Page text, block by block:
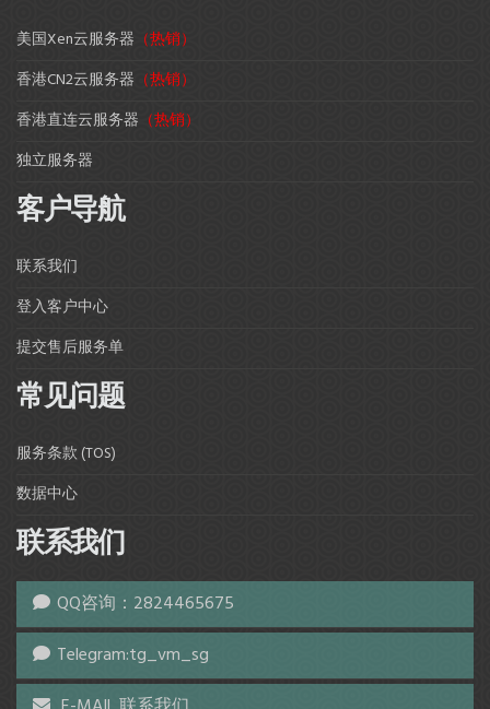
美国Xen云服务器 （热销）
香港CN2云服务器 （热销）
香港直连云服务器 （热销）
独立服务器
客户导航
联系我们
登入客户中心
提交售后服务单
常见问题
服务条款 (TOS)
数据中心
联系我们
QQ咨询：2824465675
Telegram:tg_vm_sg